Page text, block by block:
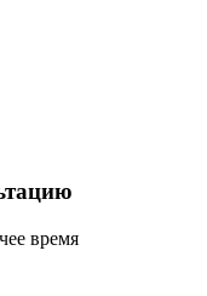
время